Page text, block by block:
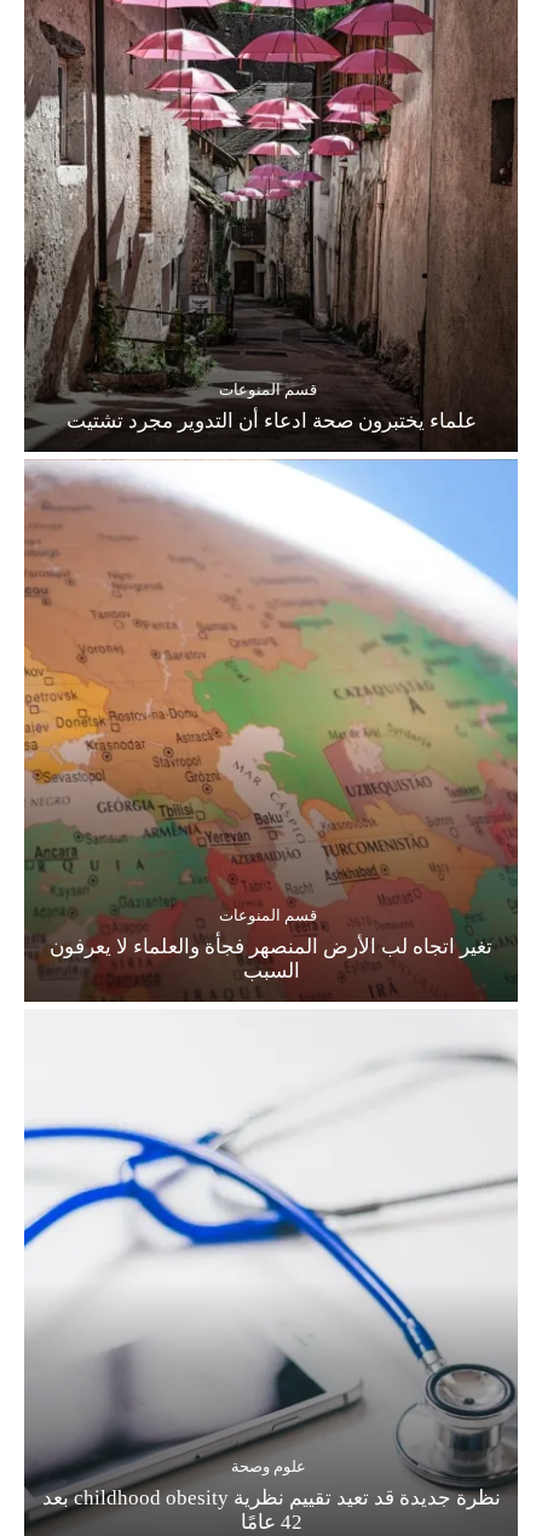
قسم المنوعات
علماء يختبرون صحة ادعاء أن التدوير مجرد تشتيت
قسم المنوعات
تغير اتجاه لب الأرض المنصهر فجأة والعلماء لا يعرفون
السبب
علوم وصحة
نظرة جديدة قد تعيد تقييم نظرية childhood obesity بعد
42 عامًا